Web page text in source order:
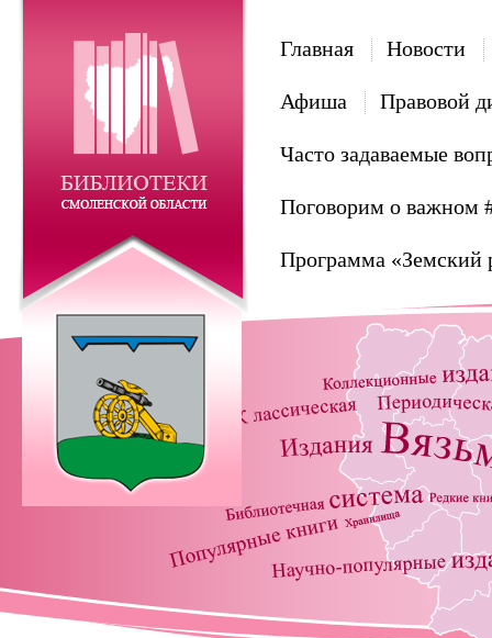
Главная Новости
Афиша Правовой
Часто задаваемые
Поговорим о важном
Программа «Земский